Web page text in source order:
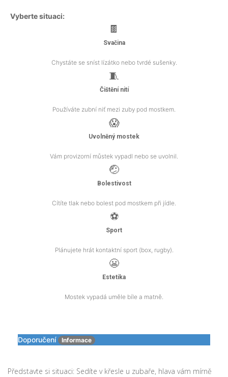
Vyberte situaci:
🍫
Svačina
Chystáte se sníst lízátko nebo tvrdé sušenky.
🧵
Čištění nití
Používáte zubní niť mezi zuby pod mostkem.
😱
Uvolněný mostek
Vám provizorní můstek vypadl nebo se uvolnil.
🤕
Bolestivost
Cítíte tlak nebo bolest pod mostkem při jídle.
⚽
Sport
Plánujete hrát kontaktní sport (box, rugby).
😬
Estetika
Mostek vypadá uměle bíle a matně.
Doporučení Informace
Představte si situaci: Sedíte v křesle u zubaře, hlava vám mírně